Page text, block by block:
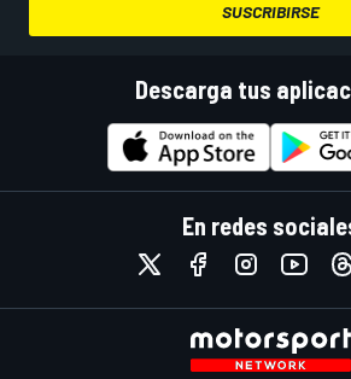
SUSCRIBIRSE
Descarga tus
En redes